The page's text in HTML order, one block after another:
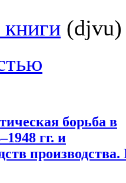
(djvu)
борьба в
гг. и